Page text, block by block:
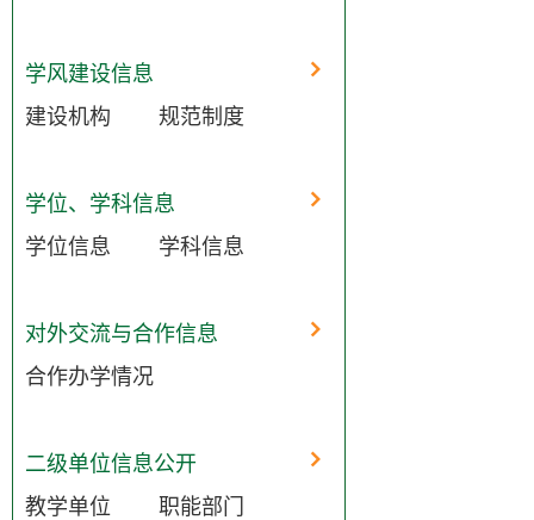
学风建设信息
建设机构
规范制度
学位、学科信息
学位信息
学科信息
对外交流与合作信息
合作办学情况
二级单位信息公开
教学单位
职能部门